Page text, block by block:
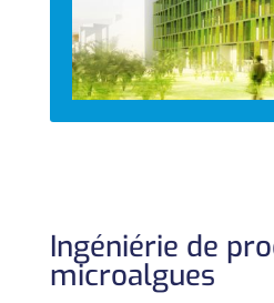
Ingéniérie de
microalgues